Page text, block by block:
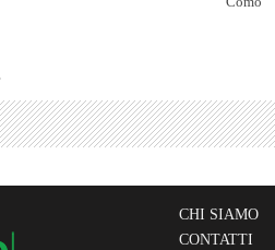
CHI SIAMO
CONTATTI